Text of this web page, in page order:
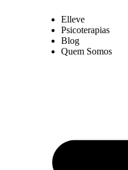
Elleve
Psicoterapias
Blog
Quem Somos